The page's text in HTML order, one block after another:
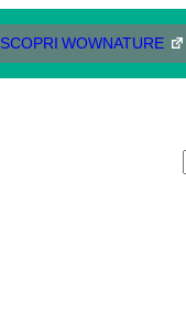
SCOPRI WOWNATURE